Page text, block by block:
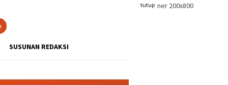
tutup
SUSUNAN REDAKSI